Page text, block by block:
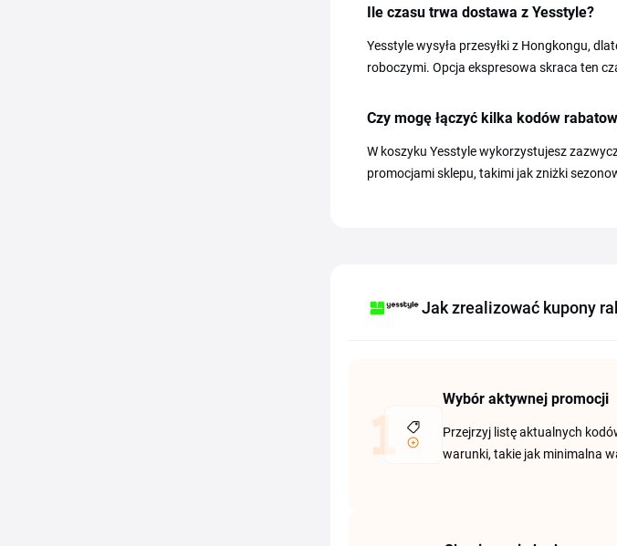
Ile czasu trwa dostawa z Yesstyle?
Yesstyle wysyła przesyłki z Hongkongu,
roboczymi. Opcja ekspresowa skraca ten
Czy mogę łączyć kilka kodów
W koszyku Yesstyle wykorzystujesz
promocjami sklepu, takimi jak zniżki
Jak zrealizować kupony
Wybór aktywnej promocji
Przejrzyj listę aktualnych
warunki, takie jak minimalna